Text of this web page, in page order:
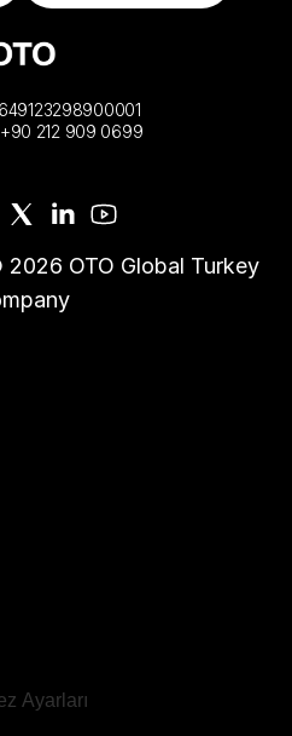
+90 212 909 0699
2026 OTO Global Turkey
Ayarları